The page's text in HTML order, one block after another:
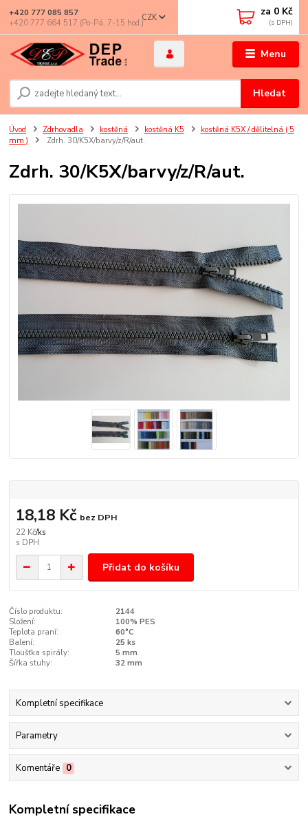
Menu
CZK
Hledat
+420 777 085 857
+420 777 664 517 (Po-Pá, 7-15 hod.)
za 0 Kč
Úvod Zdrhovadla kostěná kostěná K5
kostěná K5X / dělitelná ( 5
mm )
Zdrh. 30/K5X/barvy/z/R/aut.
Zdrh. 30/K5X/barvy/z/R/aut.
22 Kč/ks
18,18 Kč bez DPH
Přidat do košíku
Číslo produktu:
2144
Složení:
100% PES
Teplota praní:
60°C
Balení:
25 ks
Tloušťka spirály:
5 mm
Šířka stuhy:
32 mm
Kompletní specifikace
Parametry
Komentáře 0
Kompletní specifikace